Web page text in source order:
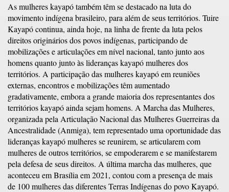
As mulheres kayapó também têm se destacado na luta do
movimento indígena brasileiro, para além de seus territórios. Tuire
Kayapó continua, ainda hoje, na linha de frente da luta pelos
direitos originários dos povos indígenas, participando de
mobilizações e articulações em nível nacional, tanto junto aos
homens quanto junto às lideranças kayapó mulheres dos
territórios. A participação das mulheres kayapó em reuniões
externas, encontros e mobilizações têm aumentado
gradativamente, embora a grande maioria dos representantes dos
territórios kayapó ainda sejam homens. A Marcha das Mulheres,
organizada pela Articulação Nacional das Mulheres Guerreiras da
Ancestralidade (Anmiga), tem representado uma oportunidade das
lideranças kayapó mulheres se reunirem, se articularem com
mulheres de outros territórios, se empoderarem e se manifestarem
pela defesa de seus direitos. A última marcha das mulheres, que
aconteceu em Brasília em 2021, contou com a presença de mais
de 100 mulheres das diferentes Terras Indígenas do povo Kayapó.